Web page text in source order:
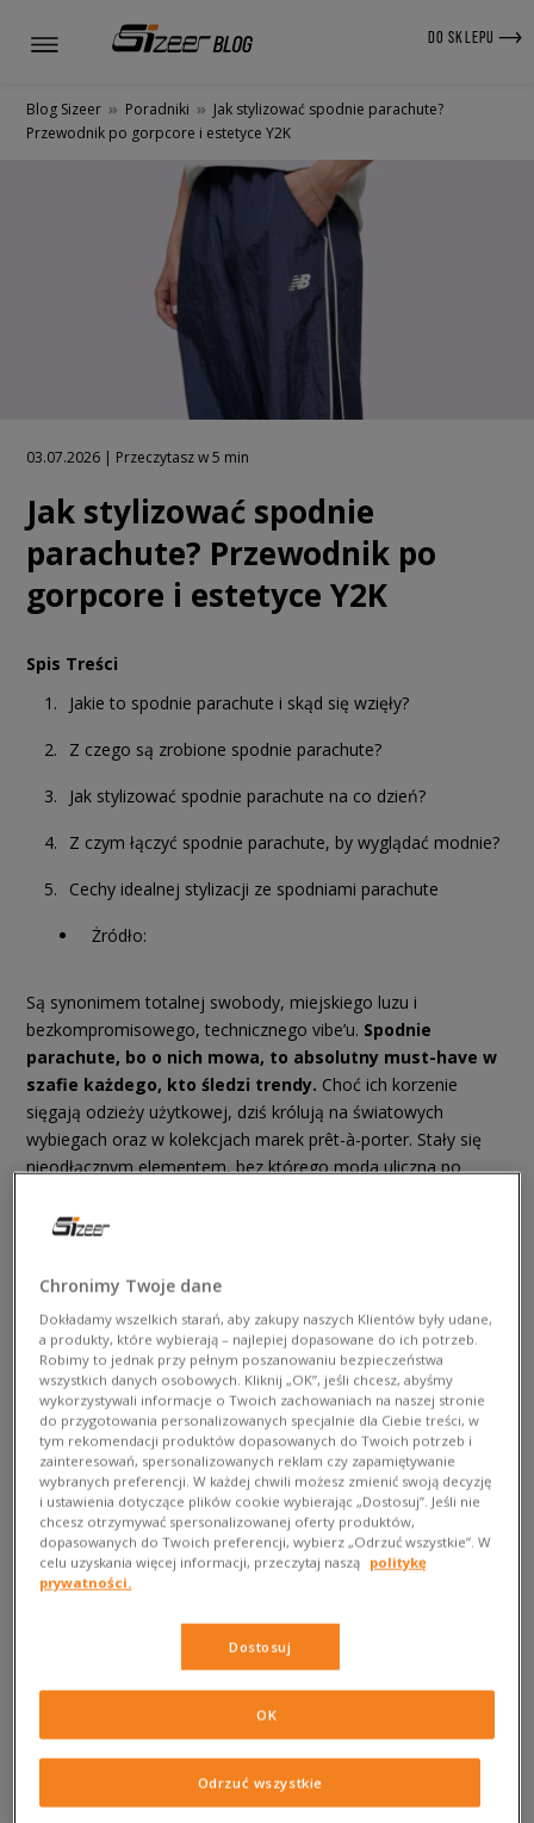
DO SKLEPU
Blog Sizeer » Poradniki » Jak stylizować spodnie parachute?
Przewodnik po gorpcore i estetyce Y2K
03.07.2026 | Przeczytasz w 5 min
Jak stylizować spodnie
parachute? Przewodnik po
gorpcore i estetyce Y2K
Spis Treści
Jakie to spodnie parachute i skąd się wzięły?
Z czego są zrobione spodnie parachute?
Jak stylizować spodnie parachute na co dzień?
Z czym łączyć spodnie parachute, by wyglądać modnie?
Cechy idealnej stylizacji ze spodniami parachute
Żródło:
Są synonimem totalnej swobody, miejskiego luzu i
bezkompromisowego, technicznego vibe’u. Spodnie
parachute, bo o nich mowa, to absolutny must-have w
szafie każdego, kto śledzi trendy. Choć ich korzenie
sięgają odzieży użytkowej, dziś królują na światowych
wybiegach oraz w kolekcjach marek prêt-à-porter. Stały się
nieodłącznym elementem, bez którego moda uliczna po
wpleść go do codziennych outfitów, by wyglądać jak z okładki
zabawa formą.
Jakie to spodnie parachute i skąd się
wzięły?
Kiedy myślimy o powrocie do przeszłości, przed oczami staje
nam styl Y2K. To właśnie z przełomu tysiącleci oraz szalonych
parachute mają rodowód militarno-sportowy.
bezpośrednim przodkiem są luźne kombinezony lotnicze oraz
odzież, którą w latach 80. i 90. zaadaptowała kultura
breakdance. Tancerze potrzebowali ubrań, które nie krępują
Chronimy Twoje dane
Dokładamy wszelkich starań, aby zakupy naszych Klientów były udane,
a produkty, które wybierają – najlepiej dopasowane do ich potrzeb.
Robimy to jednak przy pełnym poszanowaniu bezpieczeństwa
wszystkich danych osobowych. Kliknij „OK”, jeśli chcesz, abyśmy
wykorzystywali informacje o Twoich zachowaniach na naszej stronie
do przygotowania personalizowanych specjalnie dla Ciebie treści, w
tym rekomendacji produktów dopasowanych do Twoich potrzeb i
zainteresowań, spersonalizowanych reklam czy zapamiętywanie
wybranych preferencji. W każdej chwili możesz zmienić swoją decyzję
i ustawienia dotyczące plików cookie wybierając „Dostosuj”. Jeśli nie
chcesz otrzymywać spersonalizowanej oferty produktów,
dopasowanych do Twoich preferencji, wybierz „Odrzuć wszystkie”. W
celu uzyskania więcej informacji, przeczytaj naszą politykę
prywatności.
Dostosuj
Odrzuć wszystkie
OK